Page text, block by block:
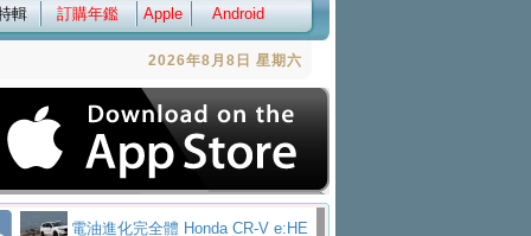
輯 訂購年鑑 Apple Android
2026年8月8日 星期六
電油進化完全體 Honda CR-V e:HE